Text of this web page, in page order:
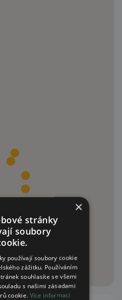
×
stránky
soubory
používají soubory cookie
zážitku. Používáním
souhlasíte se všemi
s našimi zásadami
cookie. Více informací